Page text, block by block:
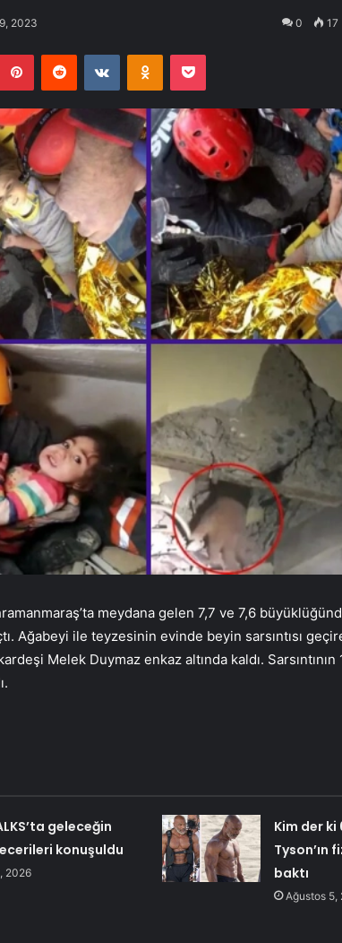
2023 0 17
PinterestReddit VKontakteOdnoklassniki
Pocket
meydana gelen 7,7 ve 7,6
Ağabeyi ile teyzesinin evinde beyin sarsıntısı
Melek Duymaz enkaz altında kaldı.
geleceğin
konuşuldu
2026
Kim der ki
Tyson’ın
baktı
Ağustos 5,